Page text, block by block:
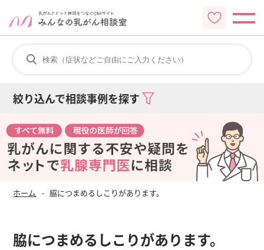
絞り込んで相談事例を探す
ホーム 脇につまめるしこりがあります。
脇につまめるしこりがあります。